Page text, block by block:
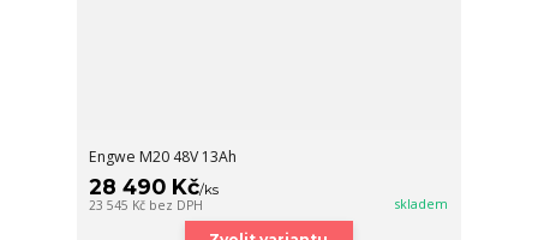
Engwe M20 48V 13Ah
28 490 Kč/ks
23 545 Kč bez DPH skladem